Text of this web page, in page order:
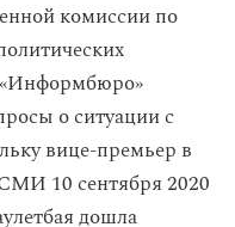
комиссии по
о ситуации с
вице-премьер в
10 сентября 2020
дошла